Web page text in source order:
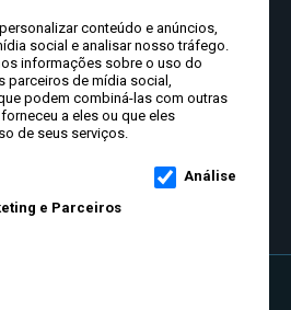
conteúdo e anúncios,
social e analisar nosso tráfego.
informações sobre o uso do
parceiros de mídia social,
podem combiná-las com outras
a eles ou que eles
de seus serviços.
Análise
e Parceiros